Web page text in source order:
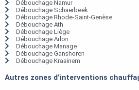
Débouchage Namur
Débouchage Schaerbeek
Débouchage Rhode-Saint-Genèse
Débouchage Ath
Débouchage Liège
Débouchage Arlon
Débouchage Manage
Débouchage Ganshoren
Débouchage Kraainem
Autres zones d'interventions